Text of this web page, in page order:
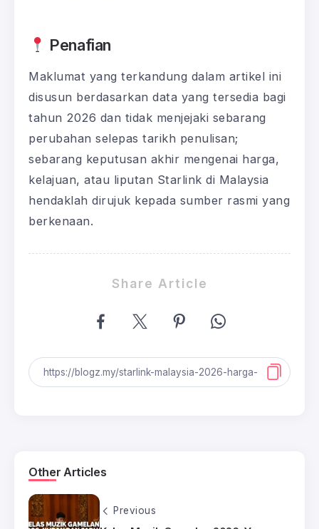
Penafian
Maklumat yang terkandung dalam artikel ini
disusun berdasarkan data yang tersedia bagi
tahun 2026 dan tidak menjejaki sebarang
perubahan selepas tarikh penulisan;
sebarang keputusan akhir mengenai harga,
kelajuan, atau liputan Starlink di Malaysia
hendaklah dirujuk kepada sumber rasmi yang
berkenaan.
Share Article
Other Articles
Previous